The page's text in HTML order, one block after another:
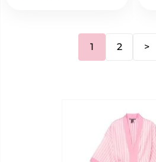
1 2 >